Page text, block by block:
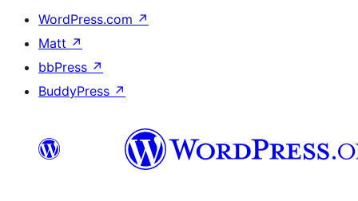
WordPress.com ↗
Matt ↗
bbPress ↗
BuddyPress ↗